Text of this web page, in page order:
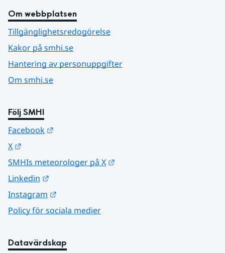
Om webbplatsen
Tillgänglighetsredogörelse
Kakor på smhi.se
Hantering av personuppgifter
Om smhi.se
Följ SMHI
Facebook
X
SMHIs meteorologer på X
Linkedin
Instagram
Policy för sociala medier
Datavärdskap